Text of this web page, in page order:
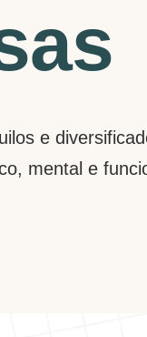
e
mental e